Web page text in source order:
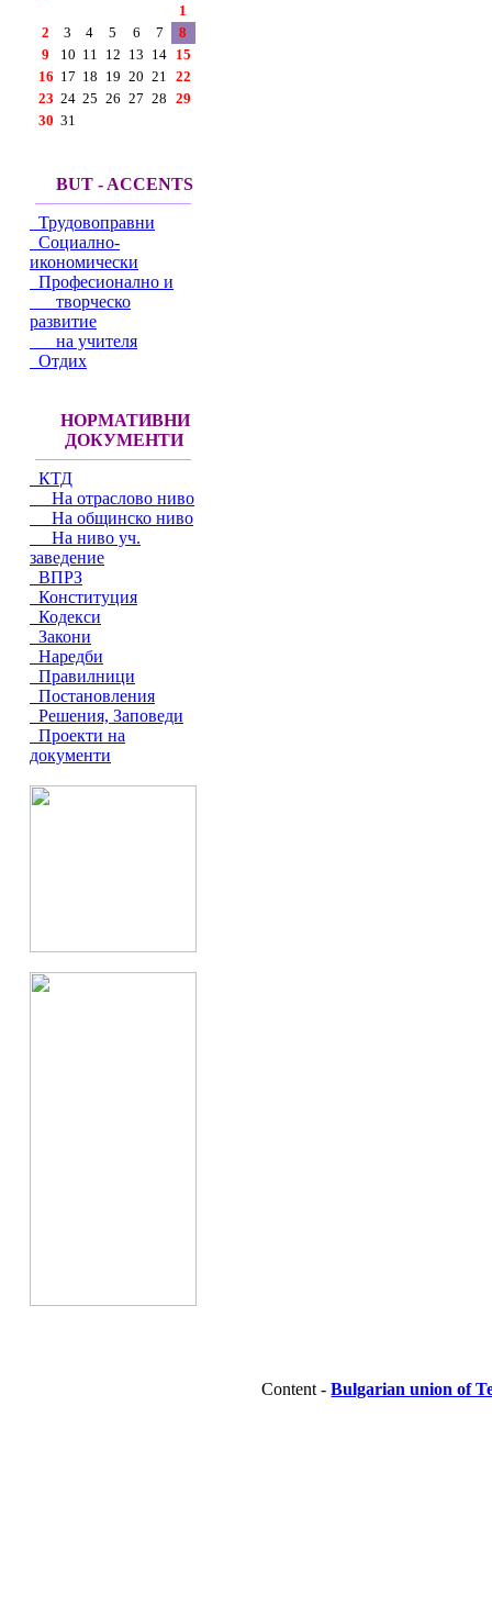
1
2
3 4 5 6 7
8
9
10 11 12 13 14 15
16 17 18 19 20 21 22
23 24 25 26 27 28 29
30 31
BUT - ACCENTS
Трудовоправни
Социално-
икономически
Професионално и
творческо
развитие
на учителя
Отдих
НОРМАТИВНИ
ДОКУМЕНТИ
КТД
На отраслово ниво
На общинско ниво
На ниво уч.
заведение
ВПРЗ
Конституция
Кодекси
Закони
Наредби
Правилници
Постановления
Решения, Заповеди
Проекти на
документи
Content -Bulgarian union of